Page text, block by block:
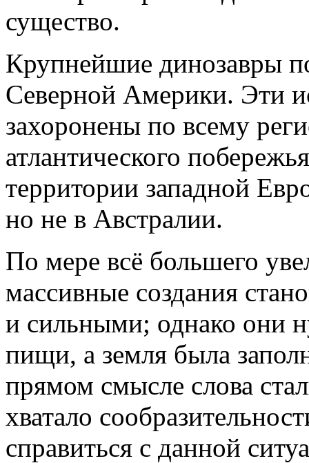
существо.
Крупнейшие динозавры
Северной Америки. Эти
захоронены по всему
атлантического
территории западной
но не в Австралии.
По мере всё большего
массивные создания
и сильными; однако они
пищи, а земля была
прямом смысле слова
хватало
справиться с данной